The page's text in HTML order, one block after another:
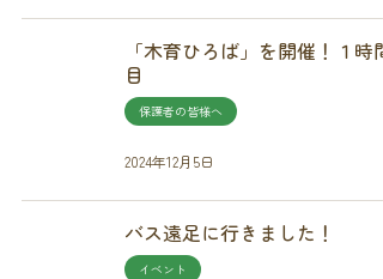
「木育ひろば」を開催！１時間
目
保護者の皆様へ
2024年12月5日
バス遠足に行きました！
イベント